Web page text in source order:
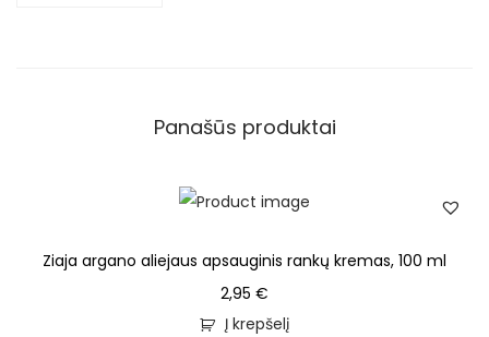
Panašūs produktai
Ziaja argano aliejaus apsauginis rankų kremas, 100 ml
2,95 €
Į krepšelį